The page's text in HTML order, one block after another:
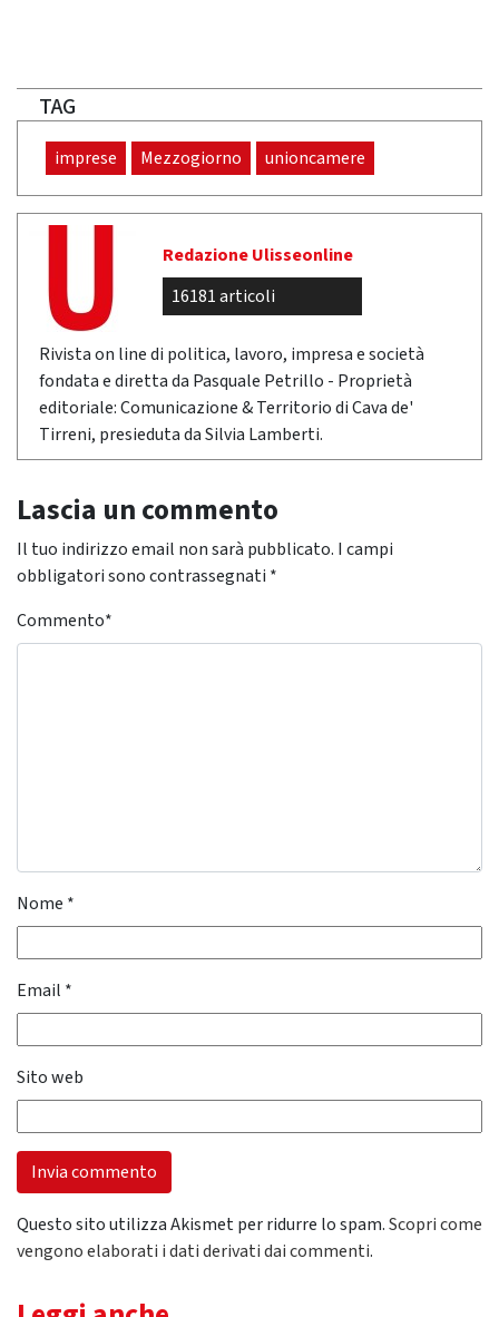
TAG
imprese Mezzogiorno unioncamere
Redazione Ulisseonline
16181 articoli
Rivista on line di politica, lavoro, impresa e società
fondata e diretta da Pasquale Petrillo - Proprietà
editoriale: Comunicazione & Territorio di Cava de'
Tirreni, presieduta da Silvia Lamberti.
Lascia un commento
Il tuo indirizzo email non sarà pubblicato. I campi
obbligatori sono contrassegnati *
Commento*
Nome *
Email *
Sito web
Questo sito utilizza Akismet per ridurre lo spam.Scopri come
vengono elaborati i dati derivati dai commenti.